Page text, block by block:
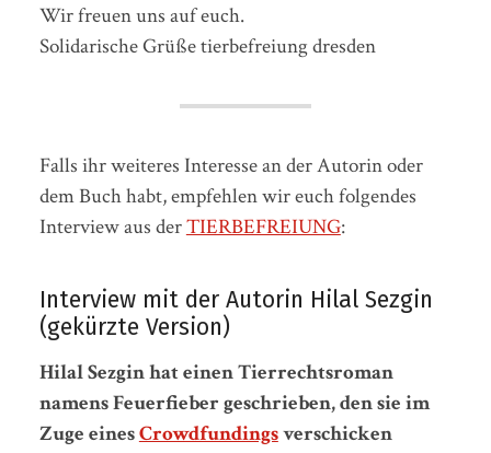
Wir freuen uns auf euch.
Solidarische Grüße tierbefreiung dresden
Falls ihr weiteres Interesse an der Autorin oder
dem Buch habt, empfehlen wir euch folgendes
Interview aus derTIERBEFREIUNG:
Interview mit der Autorin Hilal Sezgin
(gekürzte Version)
Hilal Sezgin hat einen Tierrechtsroman
namens Feuerfieber geschrieben, den sie im
Zuge einesCrowdfundingsverschicken